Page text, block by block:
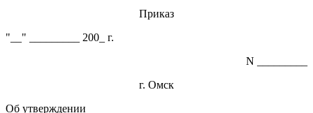
Приказ
"__" _________ 200_ г.
N _________
г. Омск
Об утверждении